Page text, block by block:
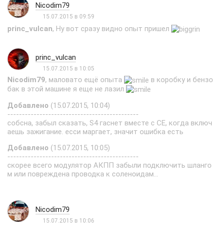
Nicodim79
15.07.2015 в 09:59
princ_vulcan, Ну вот сразу видно опыт пришел
princ_vulcan
15.07.2015 в 10:05
Nicodim79, маловато ещё опыта
в коробку и бензо
бак в этой машине я еще не лазил
Добавлено (15.07.2015, 10:04)
---------------------------------------------
собсна, забыл сказать, S4 гаснет вместе с CE, когда включ
аешь зажигание. есси маргает, значит ошибка есть
Добавлено (15.07.2015, 10:05)
---------------------------------------------
скорее всего модулятор АКПП забыли подключить шланго
м или повреждена проводка к соленоидам...
Nicodim79
15.07.2015 в 10:06